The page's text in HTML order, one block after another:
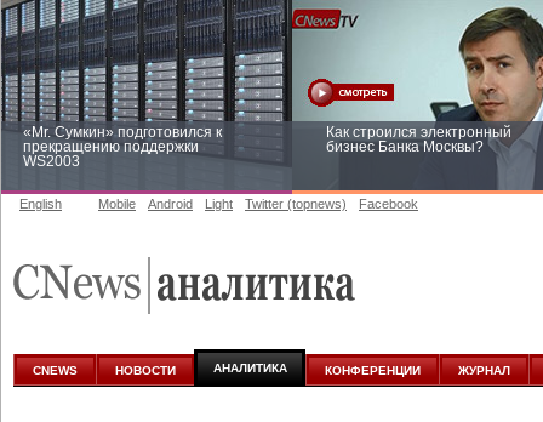
«Mr. Сумкин» подготовился к
прекращению поддержки
WS2003
Как строился электронный
бизнес Банка Москвы?
аналитике
English Mobile Android Light Twitter (topnews) Facebook
CNEWS НОВОСТИ АНАЛИТИКА КОНФЕРЕНЦИИ ЖУРНАЛ